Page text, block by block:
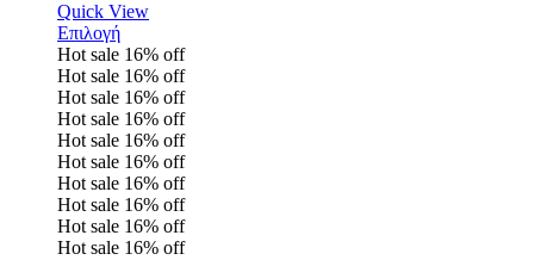
Quick View
Επιλογή
Hot sale 16% off
Hot sale 16% off
Hot sale 16% off
Hot sale 16% off
Hot sale 16% off
Hot sale 16% off
Hot sale 16% off
Hot sale 16% off
Hot sale 16% off
Hot sale 16% off